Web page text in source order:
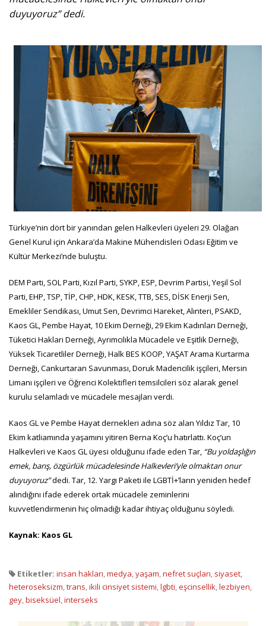
duyuyoruz” dedi.
Türkiye’nin dört bir yanından gelen Halkevleri üyeleri 29. Olağan
Genel Kurul için Ankara’da Makine Mühendisleri Odası Eğitim ve
Kültür Merkezi’nde buluştu.
DEM Parti, SOL Parti, Kızıl Parti, SYKP, ESP, Devrim Partisi, Yeşil Sol
Parti, EHP, TSP, TİP, CHP, HDK, KESK, TTB, SES, DİSK Enerji Sen,
Emekliler Sendikası, Umut Sen, Devrimci Hareket, Alınteri, PSAKD,
Kaos GL, Pembe Hayat, 10 Ekim Derneği, 29 Ekim Kadınları Derneği,
Tüketici Hakları Derneği, Ayrımcılıkla Mücadele ve Eşitlik Derneği,
Yüksek Ticaretliler Derneği, Halk BES KOOP, YAŞAT Arama Kurtarma
Derneği, Cankurtaran Savunması, Doruk Madencilik işçileri, Mersin
Limanı işçileri ve Öğrenci Kolektifleri temsilcileri söz alarak genel
kurulu selamladı ve mücadele mesajları verdi.
Kaos GL ve Pembe Hayat dernekleri adına söz alan Yıldız Tar, 10
Ekim katliamında yaşamını yitiren Berna Koç’u hatırlattı. Koç’un
Halkevleri ve Kaos GL üyesi olduğunu ifade eden Tar, “Bu yoldaşlığın
emek, barış, özgürlük mücadelesinde Halkevleri’yle olmaktan onur
duyuyoruz”dedi. Tar, 12. Yargı Paketi ile LGBTİ+’ların yeniden hedef
alındığını ifade ederek ortak mücadele zeminlerini
kuvvetlendirmenin hiç olmadığı kadar ihtiyaç olduğunu söyledi.
Kaynak: Kaos GL
Etiketler: insan hakları,medya,yaşam,nefret suçları, siyaset,
heteroseksizm,trans,ikili cinsiyet sistemi,lgbti,eşcinsellik,lezbiyen,
gey,biseksüel,interseks